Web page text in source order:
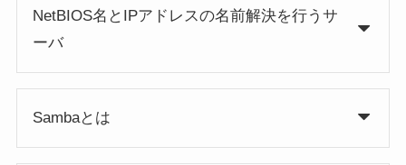
NetBIOS名とIPアドレスの名前解決を行うサ
ーバ
Sambaとは